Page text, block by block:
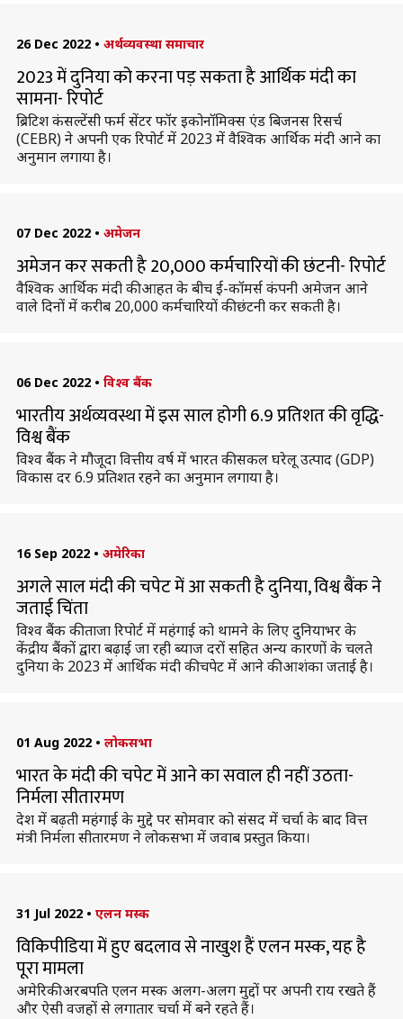
26 Dec 2022 • अर्थव्यवस्था समाचार
2023 में दुनिया को करना पड़ सकता है आर्थिक मंदी का
सामना- रिपोर्ट
ब्रिटिश कंसल्टेंसी फर्म सेंटर फॉर इकोनॉमिक्स एंड बिजनस रिसर्च
(CEBR) ने अपनी एक रिपोर्ट में 2023 में वैश्विक आर्थिक मंदी आने का
अनुमान लगाया है।
07 Dec 2022 • अमेजन
अमेजन कर सकती है 20,000 कर्मचारियों की छंटनी- रिपोर्ट
वैश्विक आर्थिक मंदी की आहत के बीच ई-कॉमर्स कंपनी अमेजन आने
वाले दिनों में करीब 20,000 कर्मचारियों की छंटनी कर सकती है।
06 Dec 2022 • विश्व बैंक
भारतीय अर्थव्यवस्था में इस साल होगी 6.9 प्रतिशत की वृद्धि-
विश्व बैंक
विश्व बैंक ने मौजूदा वित्तीय वर्ष में भारत की सकल घरेलू उत्पाद (GDP)
विकास दर 6.9 प्रतिशत रहने का अनुमान लगाया है।
16 Sep 2022 • अमेरिका
अगले साल मंदी की चपेट में आ सकती है दुनिया, विश्व बैंक ने
जताई चिंता
विश्व बैंक की ताजा रिपोर्ट में महंगाई को थामने के लिए दुनियाभर के
केंद्रीय बैंकों द्वारा बढ़ाई जा रही ब्‍याज दरों सहित अन्य कारणों के चलते
दुनिया के 2023 में आर्थिक मंदी की चपेट में आने की आशंका जताई है।
01 Aug 2022 • लोकसभा
भारत के मंदी की चपेट में आने का सवाल ही नहीं उठता-
निर्मला सीतारमण
देश में बढ़ती महंगाई के मुद्दे पर सोमवार को संसद में चर्चा के बाद वित्त
मंत्री निर्मला सीतारमण ने लोकसभा में जवाब प्रस्तुत किया।
31 Jul 2022 • एलन मस्क
विकिपीडिया में हुए बदलाव से नाखुश हैं एलन मस्क, यह है
पूरा मामला
अमेरिकी अरबपति एलन मस्क अलग-अलग मुद्दों पर अपनी राय रखते हैं
और ऐसी वजहों से लगातार चर्चा में बने रहते हैं।